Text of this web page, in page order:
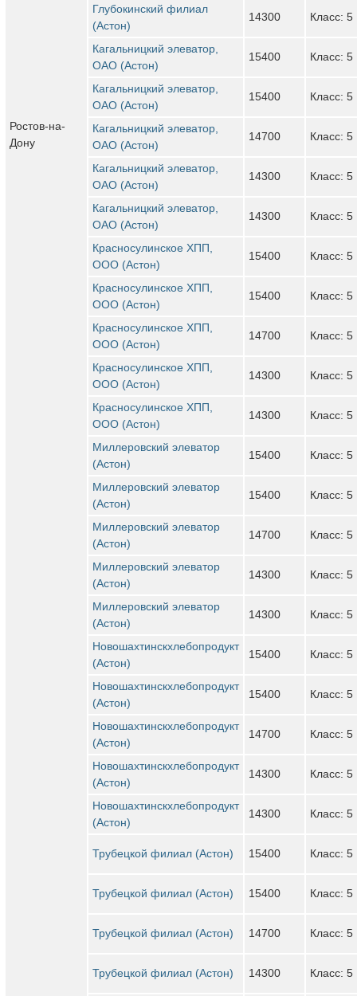
Ростов-на-
Дону
Глубокинский филиал
(Астон)
14300 Класс: 5
Кагальницкий элеватор,
ОАО (Астон)
15400 Класс: 5
Кагальницкий элеватор,
ОАО (Астон)
15400 Класс: 5
Кагальницкий элеватор,
ОАО (Астон)
14700 Класс: 5
Кагальницкий элеватор,
ОАО (Астон)
14300 Класс: 5
Кагальницкий элеватор,
ОАО (Астон)
14300 Класс: 5
Красносулинское ХПП,
ООО (Астон)
15400 Класс: 5
Красносулинское ХПП,
ООО (Астон)
15400 Класс: 5
Красносулинское ХПП,
ООО (Астон)
14700 Класс: 5
Красносулинское ХПП,
ООО (Астон)
14300 Класс: 5
Красносулинское ХПП,
ООО (Астон)
14300 Класс: 5
Миллеровский элеватор
(Астон)
15400 Класс: 5
Миллеровский элеватор
(Астон)
15400 Класс: 5
Миллеровский элеватор
(Астон)
14700 Класс: 5
Миллеровский элеватор
(Астон)
14300 Класс: 5
Миллеровский элеватор
(Астон)
14300 Класс: 5
Новошахтинскхлебопродукт
(Астон)
15400 Класс: 5
Новошахтинскхлебопродукт
(Астон)
15400 Класс: 5
Новошахтинскхлебопродукт
(Астон)
14700 Класс: 5
Новошахтинскхлебопродукт
(Астон)
14300 Класс: 5
Новошахтинскхлебопродукт
(Астон)
14300 Класс: 5
Трубецкой филиал (Астон) 15400 Класс: 5
Трубецкой филиал (Астон) 15400 Класс: 5
Трубецкой филиал (Астон) 14700 Класс: 5
Трубецкой филиал (Астон) 14300 Класс: 5